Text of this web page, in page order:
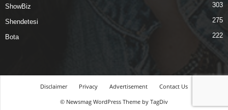
ShowBiz 303
Shendetesi 275
Bota 222
Disclaimer Privacy Advertisement
Contact Us
© Newsmag WordPress Theme by TagDiv